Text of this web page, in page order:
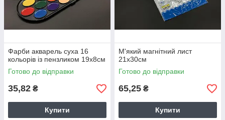
Фарби акварель суха 16
кольорів із пензликом 19х8см
Готово до відправки
35,82 ₴
Купити
М'який магнітний лист
21х30см
Готово до відправки
65,25 ₴
Купити